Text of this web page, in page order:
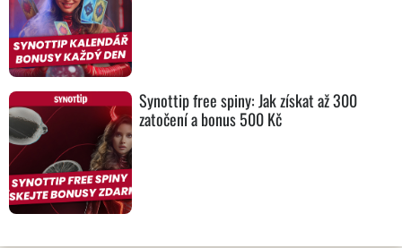
Synottip free spiny: Jak získat až 300
zatočení a bonus 500 Kč